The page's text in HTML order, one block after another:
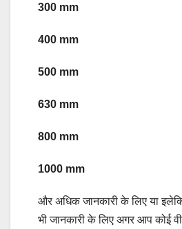
300 mm
400 mm
500 mm
630 mm
800 mm
1000 mm
और अधिक जानकारी के लिए या
भी जानकारी के लिए अगर आप कोई